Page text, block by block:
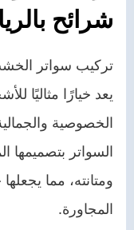
شرائح
تركيب سواتر
يعد خيارًا مثاليًا
الخصوصية
السواتر بتصميمها
ومتانته، مما
المجاورة.